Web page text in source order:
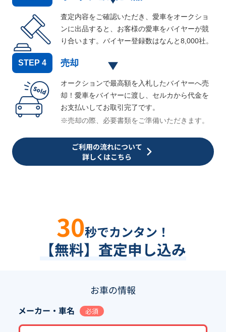
査定内容をご確認いただき、愛車をオークショ
ンに出品すると、お客様の愛車をバイヤーが競
り合います。バイヤー登録数はなんと8,000社。
STEP 4 売却
オークションで最高額を入札したバイヤーへ売
却！愛車をバイヤーに渡し、セルカから代金を
お支払いしてお取引完了です。
※売却の際、必要書類をご準備いただきます。
ご利用の流れについて
詳しくはこちら
30秒でカンタン！
【無料】査定申し込み
お車の情報
メーカー・車名 必須